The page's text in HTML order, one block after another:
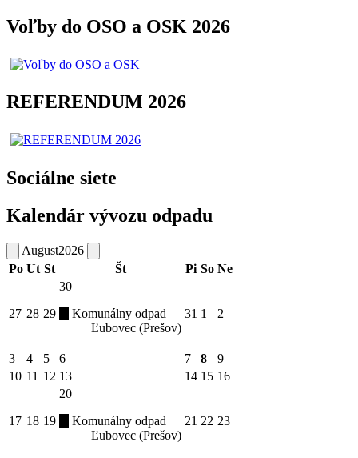
Voľby do OSO a OSK 2026
REFERENDUM 2026
Sociálne siete
Kalendár vývozu odpadu
August2026
Po Ut St Št Pi So Ne
27 28 29
30
Komunálny odpad
Ľubovec (Prešov)
31 1 2
3 4 5 6 7 8
9
10 11 12 13 14 15 16
17 18 19
20
Komunálny odpad
Ľubovec (Prešov)
21 22 23